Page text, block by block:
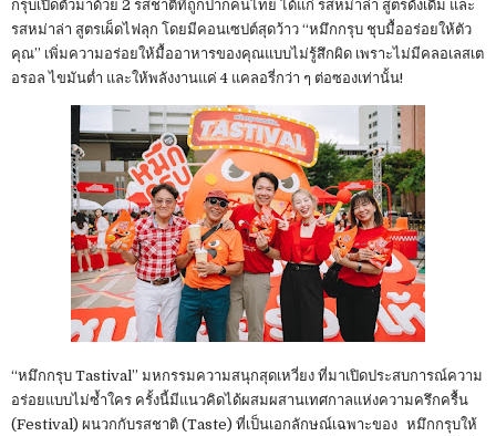
กรุบเปิดตัวมาด้วย 2 รสชาติที่ถูกปากคนไทย ได้แก่ รสหม่าล่า สูตรดั้งเดิม และ
รสหม่าล่า สูตรเผ็ดไฟลุก โดยมีคอนเซปต์สุดว้าว “หมึกกรุบ ชุบมื้ออร่อยให้ตัว
คุณ” เพิ่มความอร่อยให้มื้ออาหารของคุณแบบไม่รู้สึกผิด เพราะไม่มีคลอเลสเต
อรอล ไขมันต่ำ และให้พลังงานแค่ 4 แคลอรี่กว่า ๆ ต่อซองเท่านั้น!
“หมึกกรุบ Tastival” มหกรรมความสนุกสุดเหวี่ยง ที่มาเปิดประสบการณ์ความ
อร่อยแบบไม่ซ้ำใคร ครั้งนี้มีแนวคิดได้ผสมผสานเทศกาลแห่งความครึกครื้น
(Festival) ผนวกกับรสชาติ (Taste) ที่เป็นเอกลักษณ์เฉพาะของ หมึกกรุบให้